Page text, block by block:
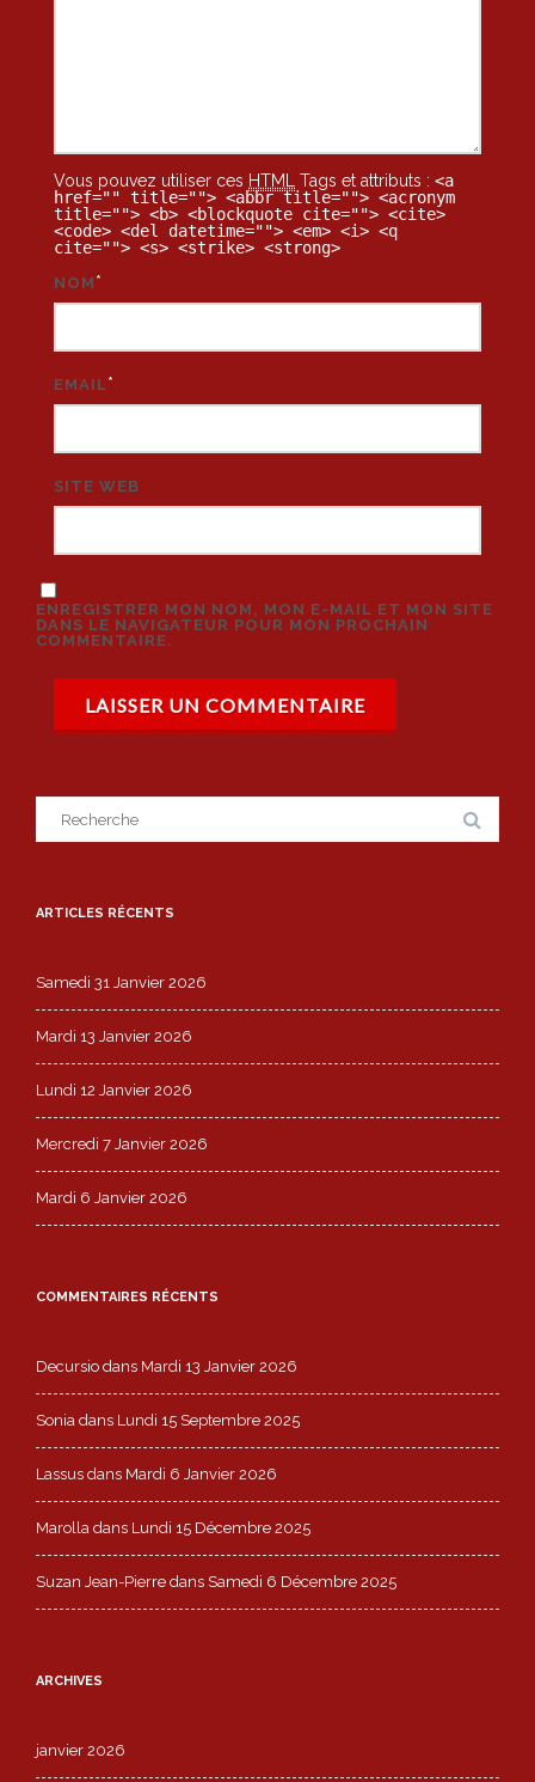
Vous pouvez utiliser ces HTML Tags et attributs : <a
href="" title=""> <abbr title=""> <acronym
title=""> <b> <blockquote cite=""> <cite>
<code> <del datetime=""> <em> <i> <q
cite=""> <s> <strike> <strong>
NOM *
EMAIL*
SITE WEB
ENREGISTRER MON NOM, MON E-MAIL ET MON SITE
DANS LE NAVIGATEUR POUR MON PROCHAIN
COMMENTAIRE.
for:
ARTICLES RÉCENTS
Samedi 31 Janvier 2026
Mardi 13 Janvier 2026
Lundi 12 Janvier 2026
Mercredi 7 Janvier 2026
Mardi 6 Janvier 2026
COMMENTAIRES RÉCENTS
Decursio dans Mardi 13 Janvier 2026
Sonia dans Lundi 15 Septembre 2025
Lassus dans Mardi 6 Janvier 2026
Marolla dans Lundi 15 Décembre 2025
Suzan Jean-Pierre dans Samedi 6 Décembre 2025
ARCHIVES
janvier 2026